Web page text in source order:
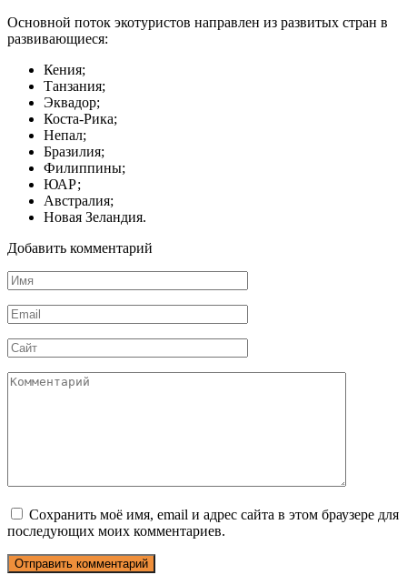
Основной поток экотуристов направлен из развитых стран в
развивающиеся:
Кения;
Танзания;
Эквадор;
Коста-Рика;
Непал;
Бразилия;
Филиппины;
ЮАР;
Австралия;
Новая Зеландия.
Добавить комментарий
Имя
*
Email
*
Сайт
Комментарий
Сохранить моё имя, email и адрес сайта в этом браузере для
последующих моих комментариев.